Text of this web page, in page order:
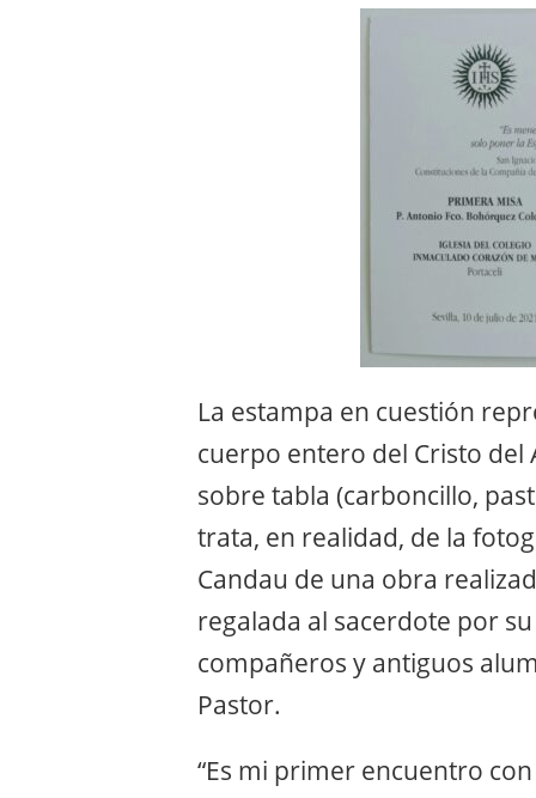
La estampa en cuestión
cuerpo entero del Cristo
sobre tabla (carboncillo,
trata, en realidad, de la
Candau de una obra
regalada al sacerdote por
compañeros y antiguos
Pastor.
“Es mi primer encuentro